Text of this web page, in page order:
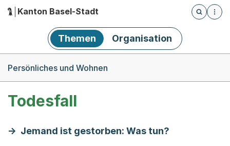
Hauptnavigation
Kanton Basel-Stadt
Öffnet
Themen Organisation
Persönliches und Wohnen
Todesfall
Jemand ist gestorben: Was tun?